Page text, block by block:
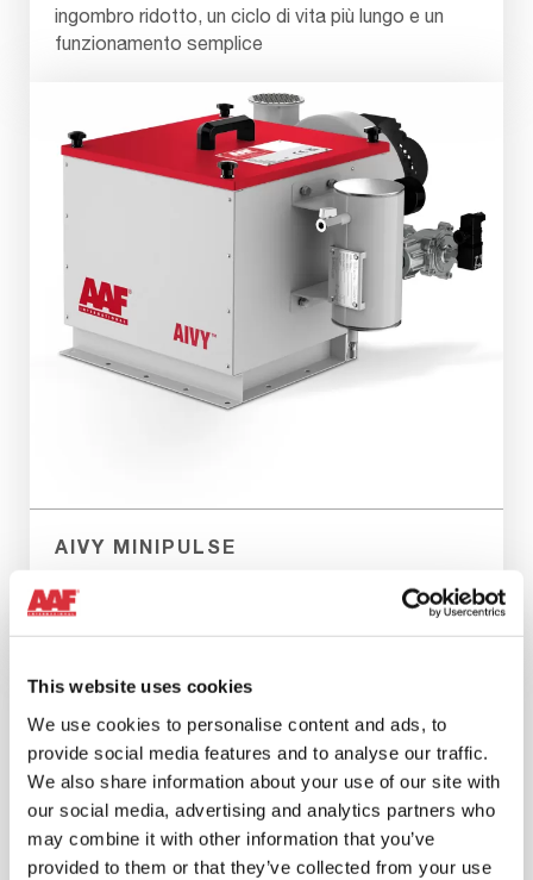
This website uses cookies
We use cookies to personalise content and ads, to
provide social media features and to analyse our traffic.
We also share information about your use of our site with
our social media, advertising and analytics partners who
may combine it with other information that you’ve
provided to them or that they’ve collected from your use
ingombro ridotto, un ciclo di vita più lungo e un
funzionamento semplice
AIVY MINIPULSE
Un'apparecchiatura di dimensioni ridotte per flussi
d'aria ridotti e piccole applicazioni industriali